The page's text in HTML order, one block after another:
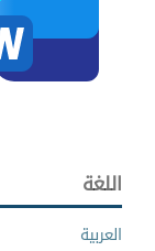
اللغة
العربية